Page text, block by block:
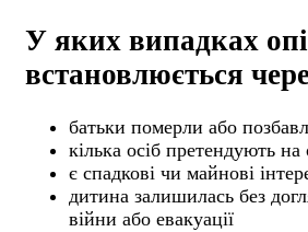
У яких випадках
встановлюється
батьки померли або
кілька осіб претендують на
є спадкові чи майнові
дитина залишилась без
війни або евакуації